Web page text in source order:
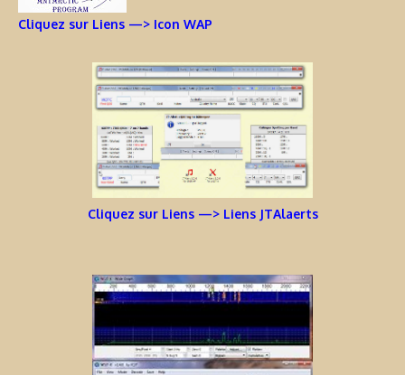
Cliquez sur Liens —> Icon WAP
Cliquez sur Liens —> Liens JTAlaerts